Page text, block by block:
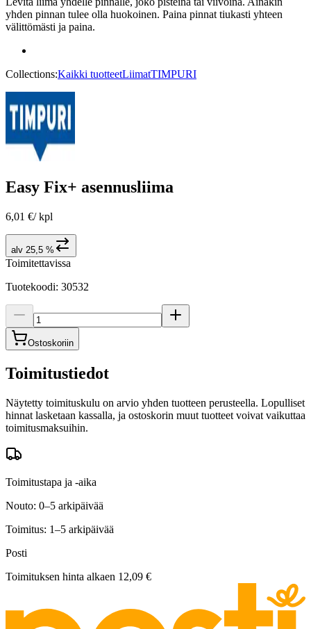
yhden pinnan tulee olla huokoinen. Paina pinnat tiukasti yhteen
välittömästi ja paina.
Collections:Kaikki tuotteetLiimatTIMPURI
Easy Fix+ asennusliima
6,01 €/ kpl
alv 25,5 %
Toimitettavissa
Tuotekoodi: 30532
Ostoskoriin
Toimitustiedot
Näytetty toimituskulu on arvio yhden tuotteen perusteella. Lopulliset
hinnat lasketaan kassalla, ja ostoskorin muut tuotteet voivat vaikuttaa
toimitusmaksuihin.
Toimitustapa ja -aika
Nouto: 0–5 arkipäivää
Toimitus: 1–5 arkipäivää
Posti
Toimituksen hinta alkaen 12,09 €